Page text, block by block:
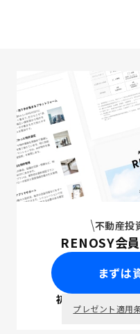
不動産投
RENOSY会
まずは
初回面談で
プレゼント適用